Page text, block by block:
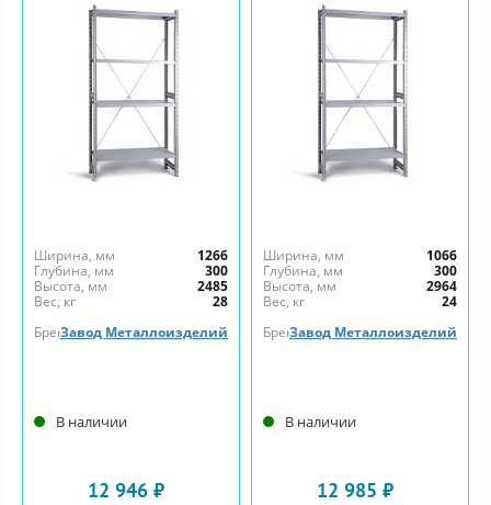
Ширина, мм
1266
Глубина, мм
300
Высота, мм
2485
Вес, кг
28
БрендЗавод Металлоизделий
В наличии
12 946 ₽
Ширина, мм
1066
Глубина, мм
300
Высота, мм
2964
Вес, кг
24
БрендЗавод Металлоизделий
В наличии
12 985 ₽